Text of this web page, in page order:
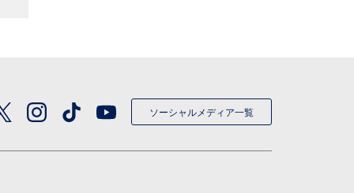
ソーシャルメディア一覧